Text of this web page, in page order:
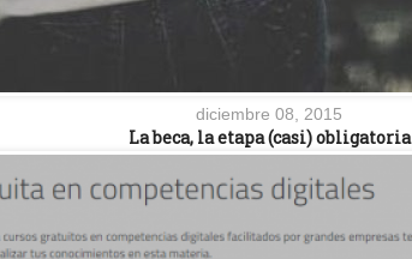
diciembre 08, 2015
La beca, la etapa (casi) obligatoria